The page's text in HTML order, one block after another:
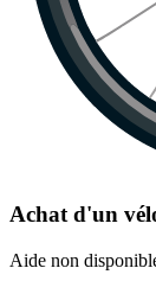
Achat d'un
Aide non